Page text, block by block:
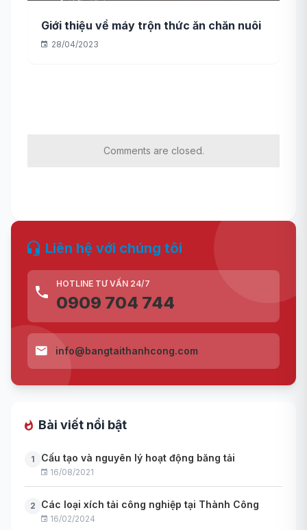
Giới thiệu về máy trộn thức ăn chăn nuôi
28/04/2023
Comments are closed.
Liên hệ với chúng tôi
HOTLINE TƯ VẤN 24/7
0909 704 744
info@bangtaithanhcong.com
Bài viết nổi bật
1 Cấu tạo và nguyên lý hoạt động băng tải
16/08/2021
2 Các loại xích tải công nghiệp tại Thành Công
16/02/2024